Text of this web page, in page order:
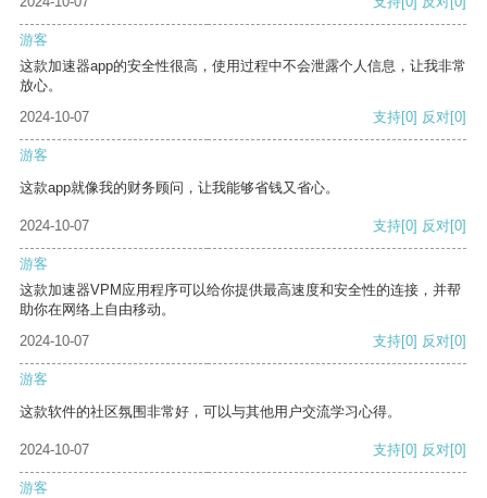
游客
这款加速器app的安全性很高，使用过程中不会泄露个人信息，让我非常
放心。
2024-10-07
支持[0] 反对[0]
游客
这款app就像我的财务顾问，让我能够省钱又省心。
2024-10-07 支持[0] 反对[0]
游客
这款加速器VPM应用程序可以给你提供最高速度和安全性的连接，并帮
助你在网络上自由移动。
2024-10-07
支持[0] 反对[0]
游客
这款软件的社区氛围非常好，可以与其他用户交流学习心得。
2024-10-07 支持[0] 反对[0]
游客